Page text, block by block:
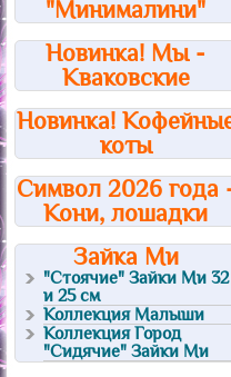
"Минималини"
Новинка! Мы -
Кваковские
Новинка!
коты
Символ 2026 года
Кони, лошадки
Зайка Ми
"Стоячие" Зайки Ми 32
и 25 см
Коллекция Малыши
Коллекция Город
"Сидячие" Зайки Ми